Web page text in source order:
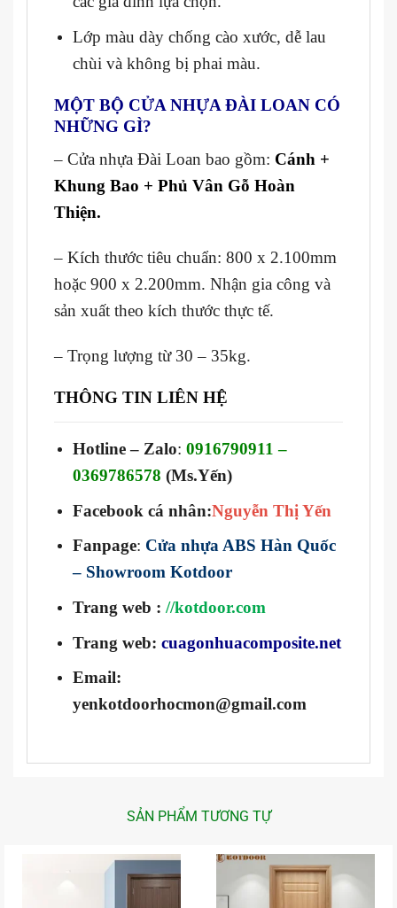
Lớp màu dày chống cào xước, dễ lau
chùi và không bị phai màu.
MỘT BỘ CỬA NHỰA ĐÀI LOAN CÓ
NHỮNG GÌ?
– Cửa nhựa Đài Loan bao gồm: Cánh +
Khung Bao + Phủ Vân Gỗ Hoàn
Thiện.
– Kích thước tiêu chuẩn: 800 x 2.100mm
hoặc 900 x 2.200mm. Nhận gia công và
sản xuất theo kích thước thực tế.
– Trọng lượng từ 30 – 35kg.
THÔNG TIN LIÊN HỆ
Hotline – Zalo: 0916790911 –
0369786578 (Ms.Yến)
Facebook cá nhân:Nguyễn Thị Yến
Fanpage: Cửa nhựa ABS Hàn Quốc
– Showroom Kotdoor
Trang web : //kotdoor.com
Trang web: cuagonhuacomposite.net
Email:
yenkotdoorhocmon@gmail.com
SẢN PHẨM TƯƠNG TỰ